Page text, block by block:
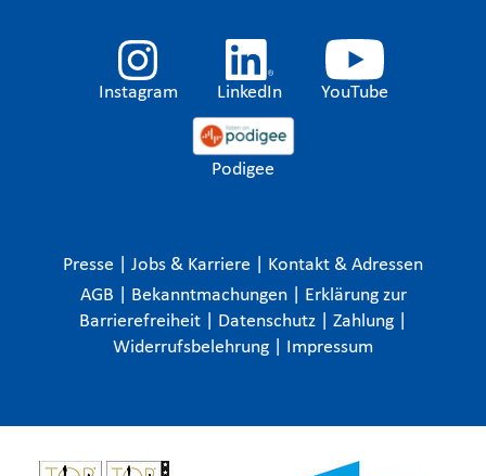
Instagram LinkedIn YouTube
Podigee
Presse Jobs & Karriere
Kontakt & Adressen
AGB
Bekanntmachungen
Erklärung zur
Barrierefreiheit
Datenschutz Zahlung
Widerrufsbelehrung
Impressum